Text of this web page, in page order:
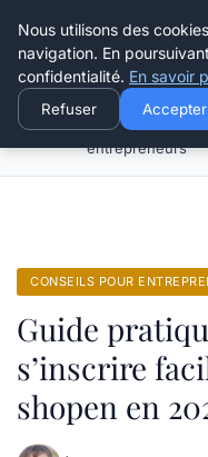
Henry Panky
Conseils pour
entrepreneurs
CONSEILS POUR
Guide
s’inscrire
shopen en
Nous utilisons des
navigation. En
confidentialité. En savoir
Refuser Accepter